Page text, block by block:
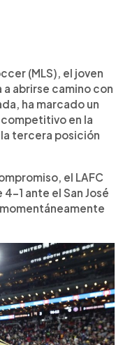
(MLS), el joven
abrirse camino con
ha marcado un
en la
tercera posición
el LAFC
1 ante el San José